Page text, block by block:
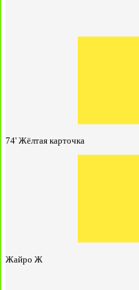
74' Жёлтая карточка
Жайро Ж